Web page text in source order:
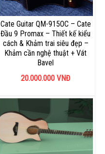
Cate Guitar QM-915OC – Cate
Đầu 9 Promax – Thiết kế kiểu
cách & Khảm trai siêu đẹp –
Khảm cần nghệ thuật + Vát
Bavel
20.000.000 VNĐ